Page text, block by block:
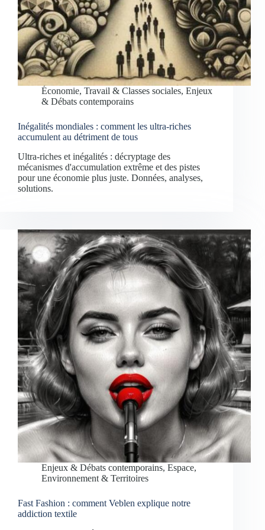
Économie, Travail & Classes sociales, Enjeux
& Débats contemporains
Inégalités mondiales : comment les ultra-riches
accumulent au détriment de tous
Ultra-riches et inégalités : décryptage des
mécanismes d'accumulation extrême et des pistes
pour une économie plus juste. Données, analyses,
solutions.
Enjeux & Débats contemporains, Espace,
Environnement & Territoires
Fast Fashion : comment Veblen explique notre
addiction textile